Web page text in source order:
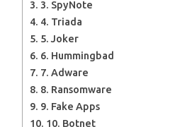
3. SpyNote
4. Triada
5. Joker
6. Hummingbad
7. Adware
8. Ransomware
9. Fake Apps
10. Botnet